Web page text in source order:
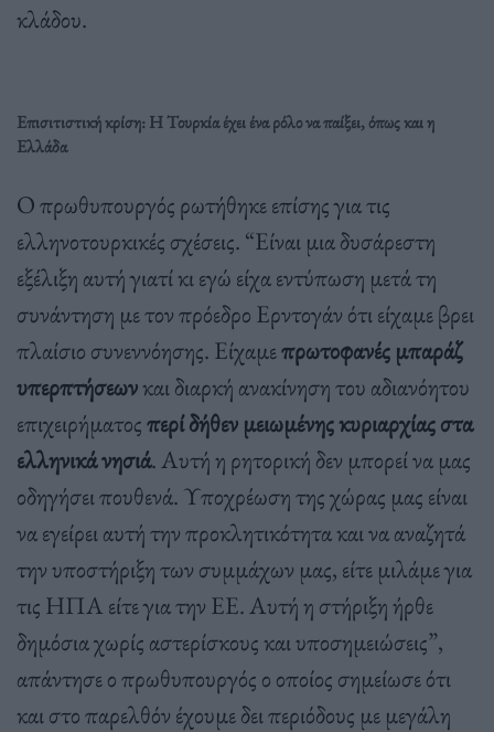
κλάδου.
Επισιτιστική κρίση: Η Τουρκία έχει ένα ρόλο να παίξει, όπως και η
Ελλάδα
Ο πρωθυπουργός ρωτήθηκε επίσης για τις
ελληνοτουρκικές σχέσεις. “Είναι μια δυσάρεστη
εξέλιξη αυτή γιατί κι εγώ είχα εντύπωση μετά τη
συνάντηση με τον πρόεδρο Ερντογάν ότι είχαμε βρει
πλαίσιο συνεννόησης. Είχαμεπρωτοφανές μπαράζ
υπερπτήσεωνκαι διαρκή ανακίνηση του αδιανόητου
επιχειρήματοςπερί δήθεν μειωμένης κυριαρχίας στα
ελληνικά νησιά. Αυτή η ρητορική δεν μπορεί να μας
οδηγήσει πουθενά. Υποχρέωση της χώρας μας είναι
να εγείρει αυτή την προκλητικότητα και να αναζητά
την υποστήριξη των συμμάχων μας, είτε μιλάμε για
τις ΗΠΑ είτε για την ΕΕ. Αυτή η στήριξη ήρθε
δημόσια χωρίς αστερίσκους και υποσημειώσεις”,
απάντησε ο πρωθυπουργός ο οποίος σημείωσε ότι
και στο παρελθόν έχουμε δει περιόδους με μεγάλη